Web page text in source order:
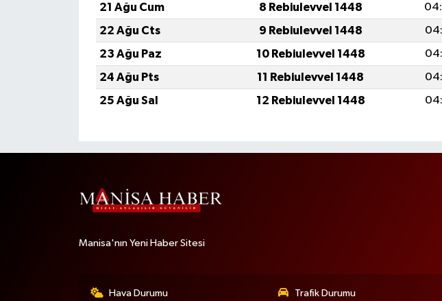
21 Ağu Cum
8 Rebiulevvel 1448
22 Ağu Cts
9 Rebiulevvel 1448
23 Ağu Paz
10 Rebiulevvel 1448
24 Ağu Pts
11 Rebiulevvel 1448
25 Ağu Sal
12 Rebiulevvel 1448
Manisa'nın Yeni Haber Sitesi
Hava Durumu Trafik Durumu